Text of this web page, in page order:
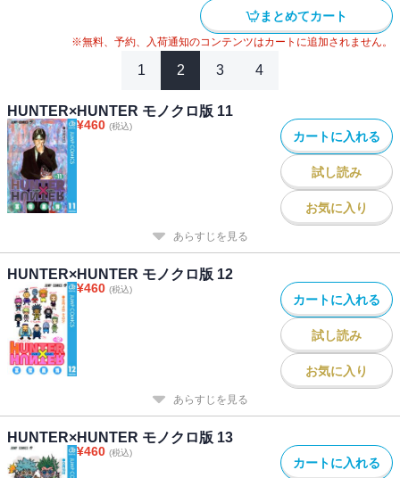
まとめてカート
※無料、予約、入荷通知のコンテンツはカートに追加されません。
1 2 3 4
HUNTER×HUNTER モノクロ版 11
¥460 (税込)
カートに入れる
試し読み
お気に入り
あらすじを見る
HUNTER×HUNTER モノクロ版 12
¥460 (税込)
カートに入れる
試し読み
お気に入り
あらすじを見る
HUNTER×HUNTER モノクロ版 13
¥460 (税込)
カートに入れる